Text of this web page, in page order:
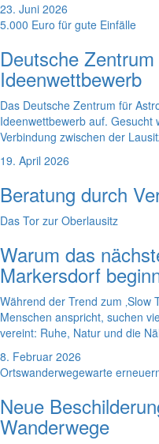
23. Juni 2026
5.000 Euro für gute Einfälle
Deutsche
Ideenwettbewerb
Das Deutsche Zentrum für
Ideenwettbewerb auf. Gesucht
Verbindung zwischen der
19. April 2026
Beratung durch
Das Tor zur Oberlausitz
Warum das
Markersdorf
Während der Trend zum ‚Slow
Menschen anspricht, suchen
vereint: Ruhe, Natur und die
8. Februar 2026
Ortswanderwegewarte
Neue
Wanderwege